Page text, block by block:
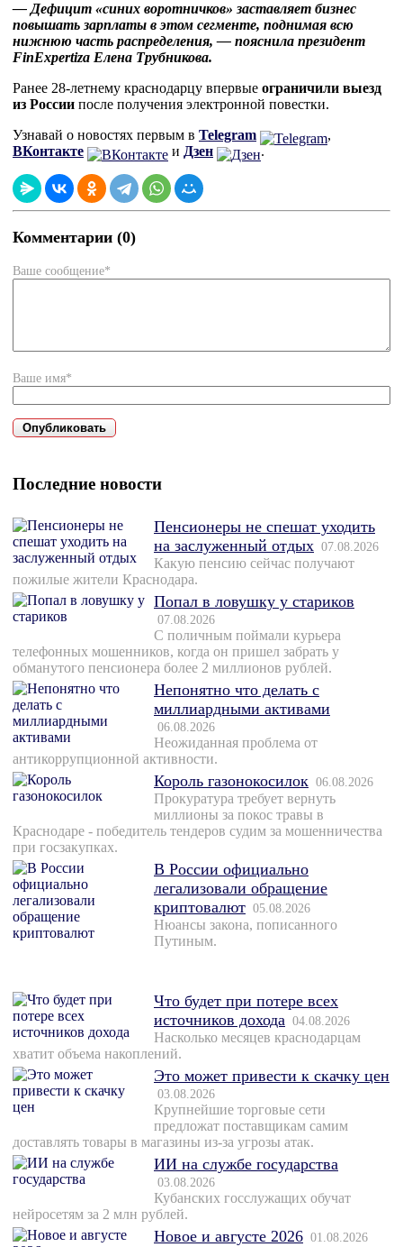
— Дефицит «синих воротничков» заставляет бизнес
повышать зарплаты в этом сегменте, поднимая всю
нижнюю часть распределения, — пояснила президент
FinExpertiza Елена Трубникова.
Ранее 28-летнему краснодарцу впервые ограничили выезд
из России после получения электронной повестки.
Узнавай о новостях первым в Telegram
,
ВКонтакте
и Дзен .
Комментарии (0)
Ваше сообщение*
Ваше имя*
Последние новости
Пенсионеры не спешат уходить
на заслуженный отдых 07.08.2026
Какую пенсию сейчас получают
пожилые жители Краснодара.
Попал в ловушку у стариков
07.08.2026
С поличным поймали курьера
телефонных мошенников, когда он пришел забрать у
обманутого пенсионера более 2 миллионов рублей.
Непонятно что делать с
миллиардными активами
06.08.2026
Неожиданная проблема от
антикоррупционной активности.
Король газонокосилок 06.08.2026
Прокуратура требует вернуть
миллионы за покос травы в
Краснодаре - победитель тендеров судим за мошенничества
при госзакупках.
В России официально
легализовали обращение
криптовалют 05.08.2026
Нюансы закона, пописанного
Путиным.
Что будет при потере всех
источников дохода 04.08.2026
Насколько месяцев краснодарцам
хватит объема накоплений.
Это может привести к скачку цен
03.08.2026
Крупнейшие торговые сети
предложат поставщикам самим
доставлять товары в магазины из-за угрозы атак.
ИИ на службе государства
03.08.2026
Кубанских госслужащих обучат
нейросетям за 2 млн рублей.
Новое и августе 2026 01.08.2026